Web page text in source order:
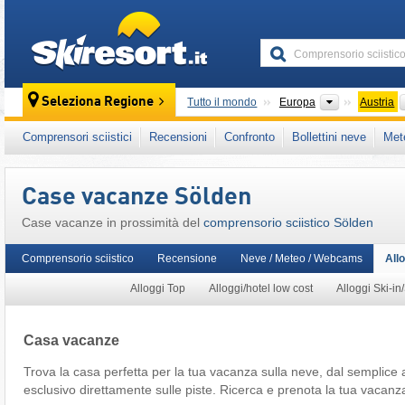
Seleziona Regione Tutto il mondo Europa Continenti
Austria
Questo comprensorio sciistico è presente
Alpi Orientali Centrali
Austria Occidentale
Unione Europea
Comprensori sciistici Recensioni Confronto Bollettini neve
Case vacanze Sölden
Case vacanze in prossimità del comprensorio sciistico Sölden
Comprensorio sciistico Recensione Neve / Meteo / Webcams
Alloggi Top Alloggi/hotel low cost Alloggi Ski-
Casa vacanze
Trova la casa perfetta per la tua vacanza sulla neve, dal semplice
esclusivo direttamente sulle piste. Ricerca e prenota la tua